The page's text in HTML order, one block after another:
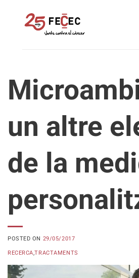
un altre
de la
POSTED ON 29/05/2017
RECERCA,TRACTAMENTS